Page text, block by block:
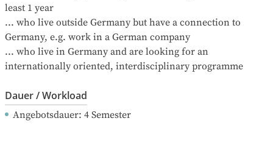
least 1 year
... who live outside Germany but have a connection to
Germany, e.g. work in a German company
... who live in Germany and are looking for an
internationally oriented, interdisciplinary programme
Dauer / Workload
Angebotsdauer: 4 Semester